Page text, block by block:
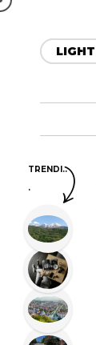
LIGHT
TRENDI..
.